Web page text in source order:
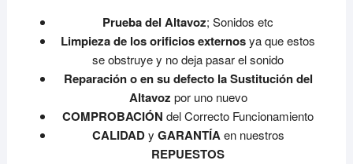
Prueba del Altavoz; Sonidos etc
Limpieza de los orificios externosya que estos
se obstruye y no deja pasar el sonido
Reparación o en su defecto la Sustitución del
Altavoz por uno nuevo
COMPROBACIÓNdel Correcto Funcionamiento
CALIDADy GARANTÍAen nuestros
REPUESTOS